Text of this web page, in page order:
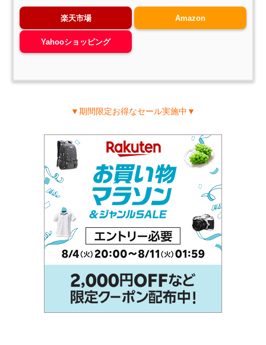
楽天市場 Amazon
Yahooショッピング
▼期間限定お得なセール実施中▼